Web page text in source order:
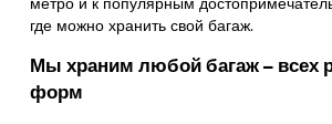
где можно хранить свой багаж.
Мы храним любой багаж – всех
форм